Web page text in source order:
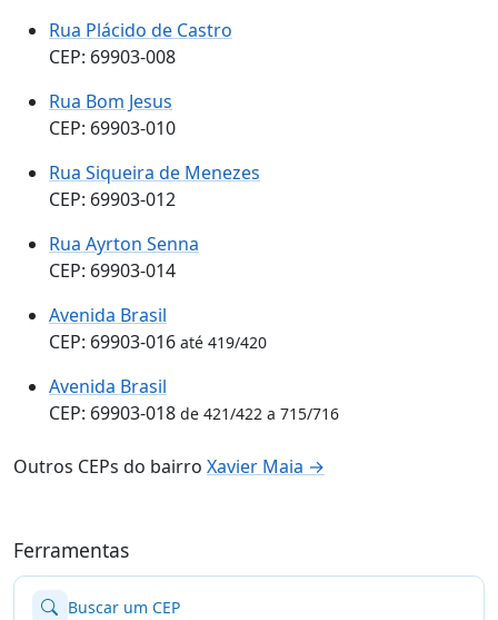
Rua Plácido de Castro
CEP: 69903-008
Rua Bom Jesus
CEP: 69903-010
Rua Siqueira de Menezes
CEP: 69903-012
Rua Ayrton Senna
CEP: 69903-014
Avenida Brasil
CEP: 69903-016 até 419/420
Avenida Brasil
CEP: 69903-018 de 421/422 a 715/716
Outros CEPs do bairro Xavier Maia →
Ferramentas
Buscar um CEP